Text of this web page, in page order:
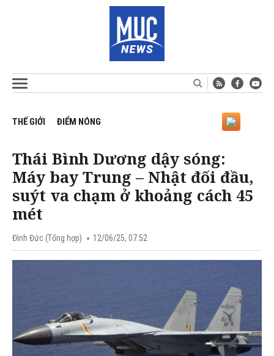
THẾ GIỚI ĐIỂM NÓNG
Thái Bình Dương dậy sóng:
Máy bay Trung – Nhật đối đầu,
suýt va chạm ở khoảng cách 45
mét
Đình Đức (Tổng hợp) 12/06/25, 07:52